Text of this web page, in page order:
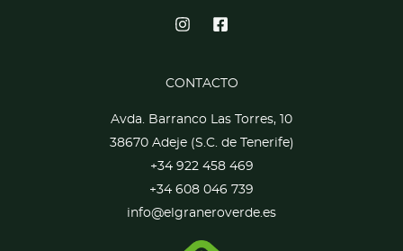
CONTACTO
Avda. Barranco Las Torres, 10
38670 Adeje (S.C. de Tenerife)
+34 922 458 469
+34 608 046 739
info@elgraneroverde.es